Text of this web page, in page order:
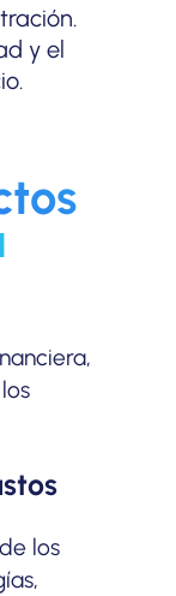
y el
los